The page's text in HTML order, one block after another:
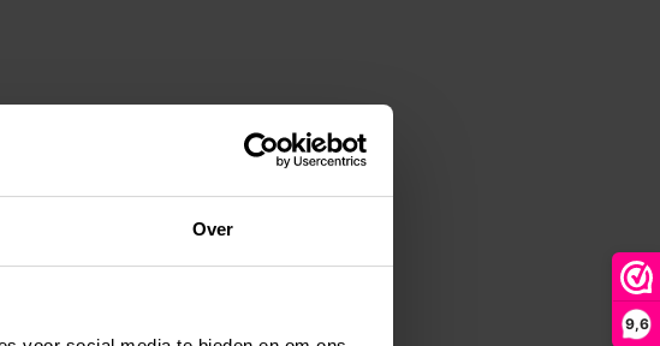
Over
9,6